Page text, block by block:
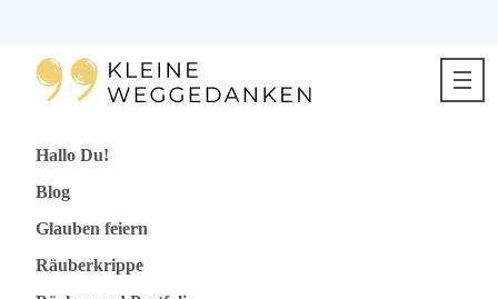
Direkt
Hallo Du!
Blog
Glauben feiern
Räuberkrippe